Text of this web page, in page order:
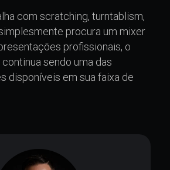
com scratching, turntablism,
procura um mixer
profissionais, o
sendo uma das
disponíveis em sua faixa de